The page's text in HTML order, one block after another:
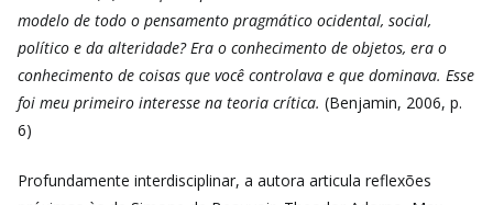
modelo de todo o pensamento pragmático ocidental, social,
político e da alteridade? Era o conhecimento de objetos, era o
conhecimento de coisas que você controlava e que dominava. Esse
foi meu primeiro interesse na teoria crítica. (Benjamin, 2006, p.
6)
Profundamente interdisciplinar, a autora articula reflexões